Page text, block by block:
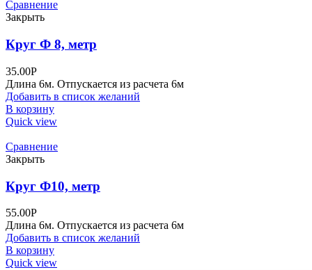
Сравнение
Закрыть
Круг Ф 8, метр
35.00Р
Длина 6м. Отпускается из расчета 6м
Добавить в список желаний
В корзину
Quick view
Сравнение
Закрыть
Круг Ф10, метр
55.00Р
Длина 6м. Отпускается из расчета 6м
Добавить в список желаний
В корзину
Quick view